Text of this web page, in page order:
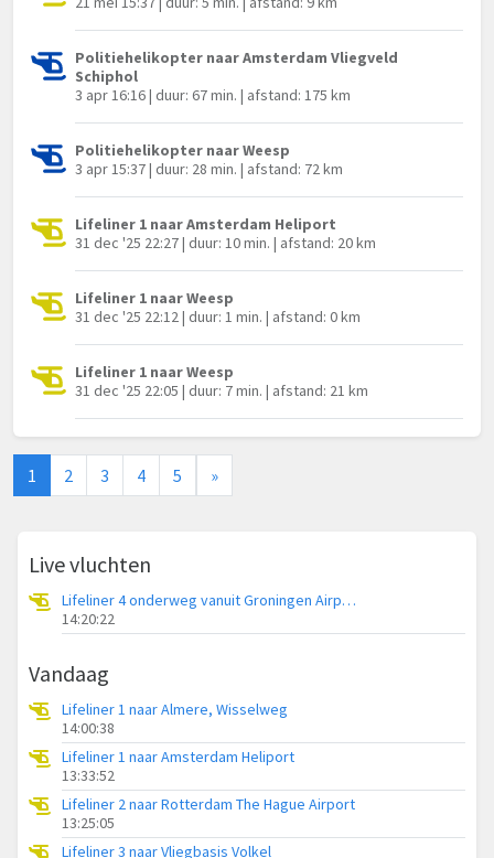
Politiehelikopter naar Amsterdam Vliegveld
Schiphol
3 apr 16:16 | duur: 67 min. | afstand: 175 km
Politiehelikopter naar Weesp
3 apr 15:37 | duur: 28 min. | afstand: 72 km
Lifeliner 1 naar Amsterdam Heliport
31 dec '25 22:27 | duur: 10 min. | afstand: 20 km
Lifeliner 1 naar Weesp
31 dec '25 22:12 | duur: 1 min. | afstand: 0 km
Lifeliner 1 naar Weesp
31 dec '25 22:05 | duur: 7 min. | afstand: 21 km
1 2 3 4 5 »
Live vluchten
Lifeliner 4 onderweg vanuit Groningen Airport Eelde
14:20:22
Vandaag
Lifeliner 1 naar Almere, Wisselweg
14:00:38
Lifeliner 1 naar Amsterdam Heliport
13:33:52
Lifeliner 2 naar Rotterdam The Hague Airport
13:25:05
Lifeliner 3 naar Vliegbasis Volkel